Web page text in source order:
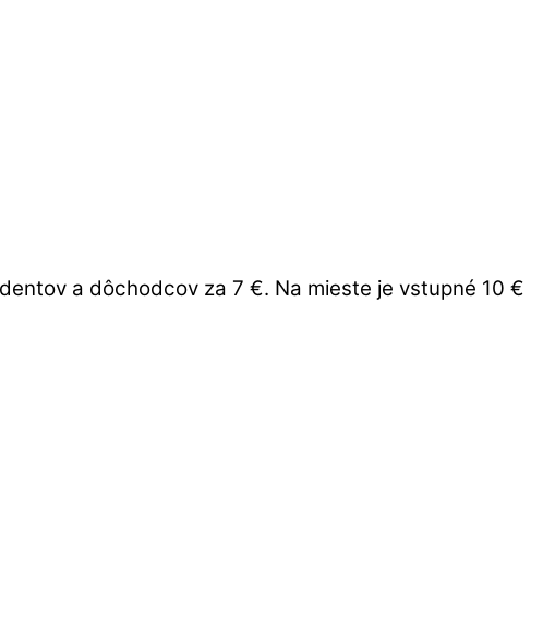
a dôchodcov za 7 €. Na mieste je vstupné 10 €